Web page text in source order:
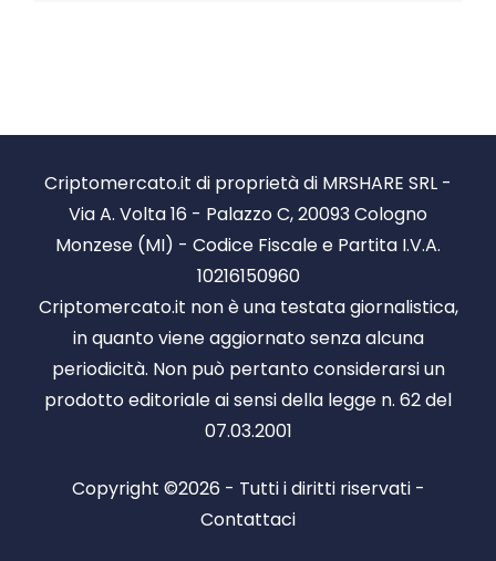
Criptomercato.it di proprietà di MRSHARE SRL -
Via A. Volta 16 - Palazzo C, 20093 Cologno
Monzese (MI) - Codice Fiscale e Partita I.V.A.
10216150960
Criptomercato.it non è una testata giornalistica,
in quanto viene aggiornato senza alcuna
periodicità. Non può pertanto considerarsi un
prodotto editoriale ai sensi della legge n. 62 del
07.03.2001
Copyright ©2026 - Tutti i diritti riservati -
Contattaci